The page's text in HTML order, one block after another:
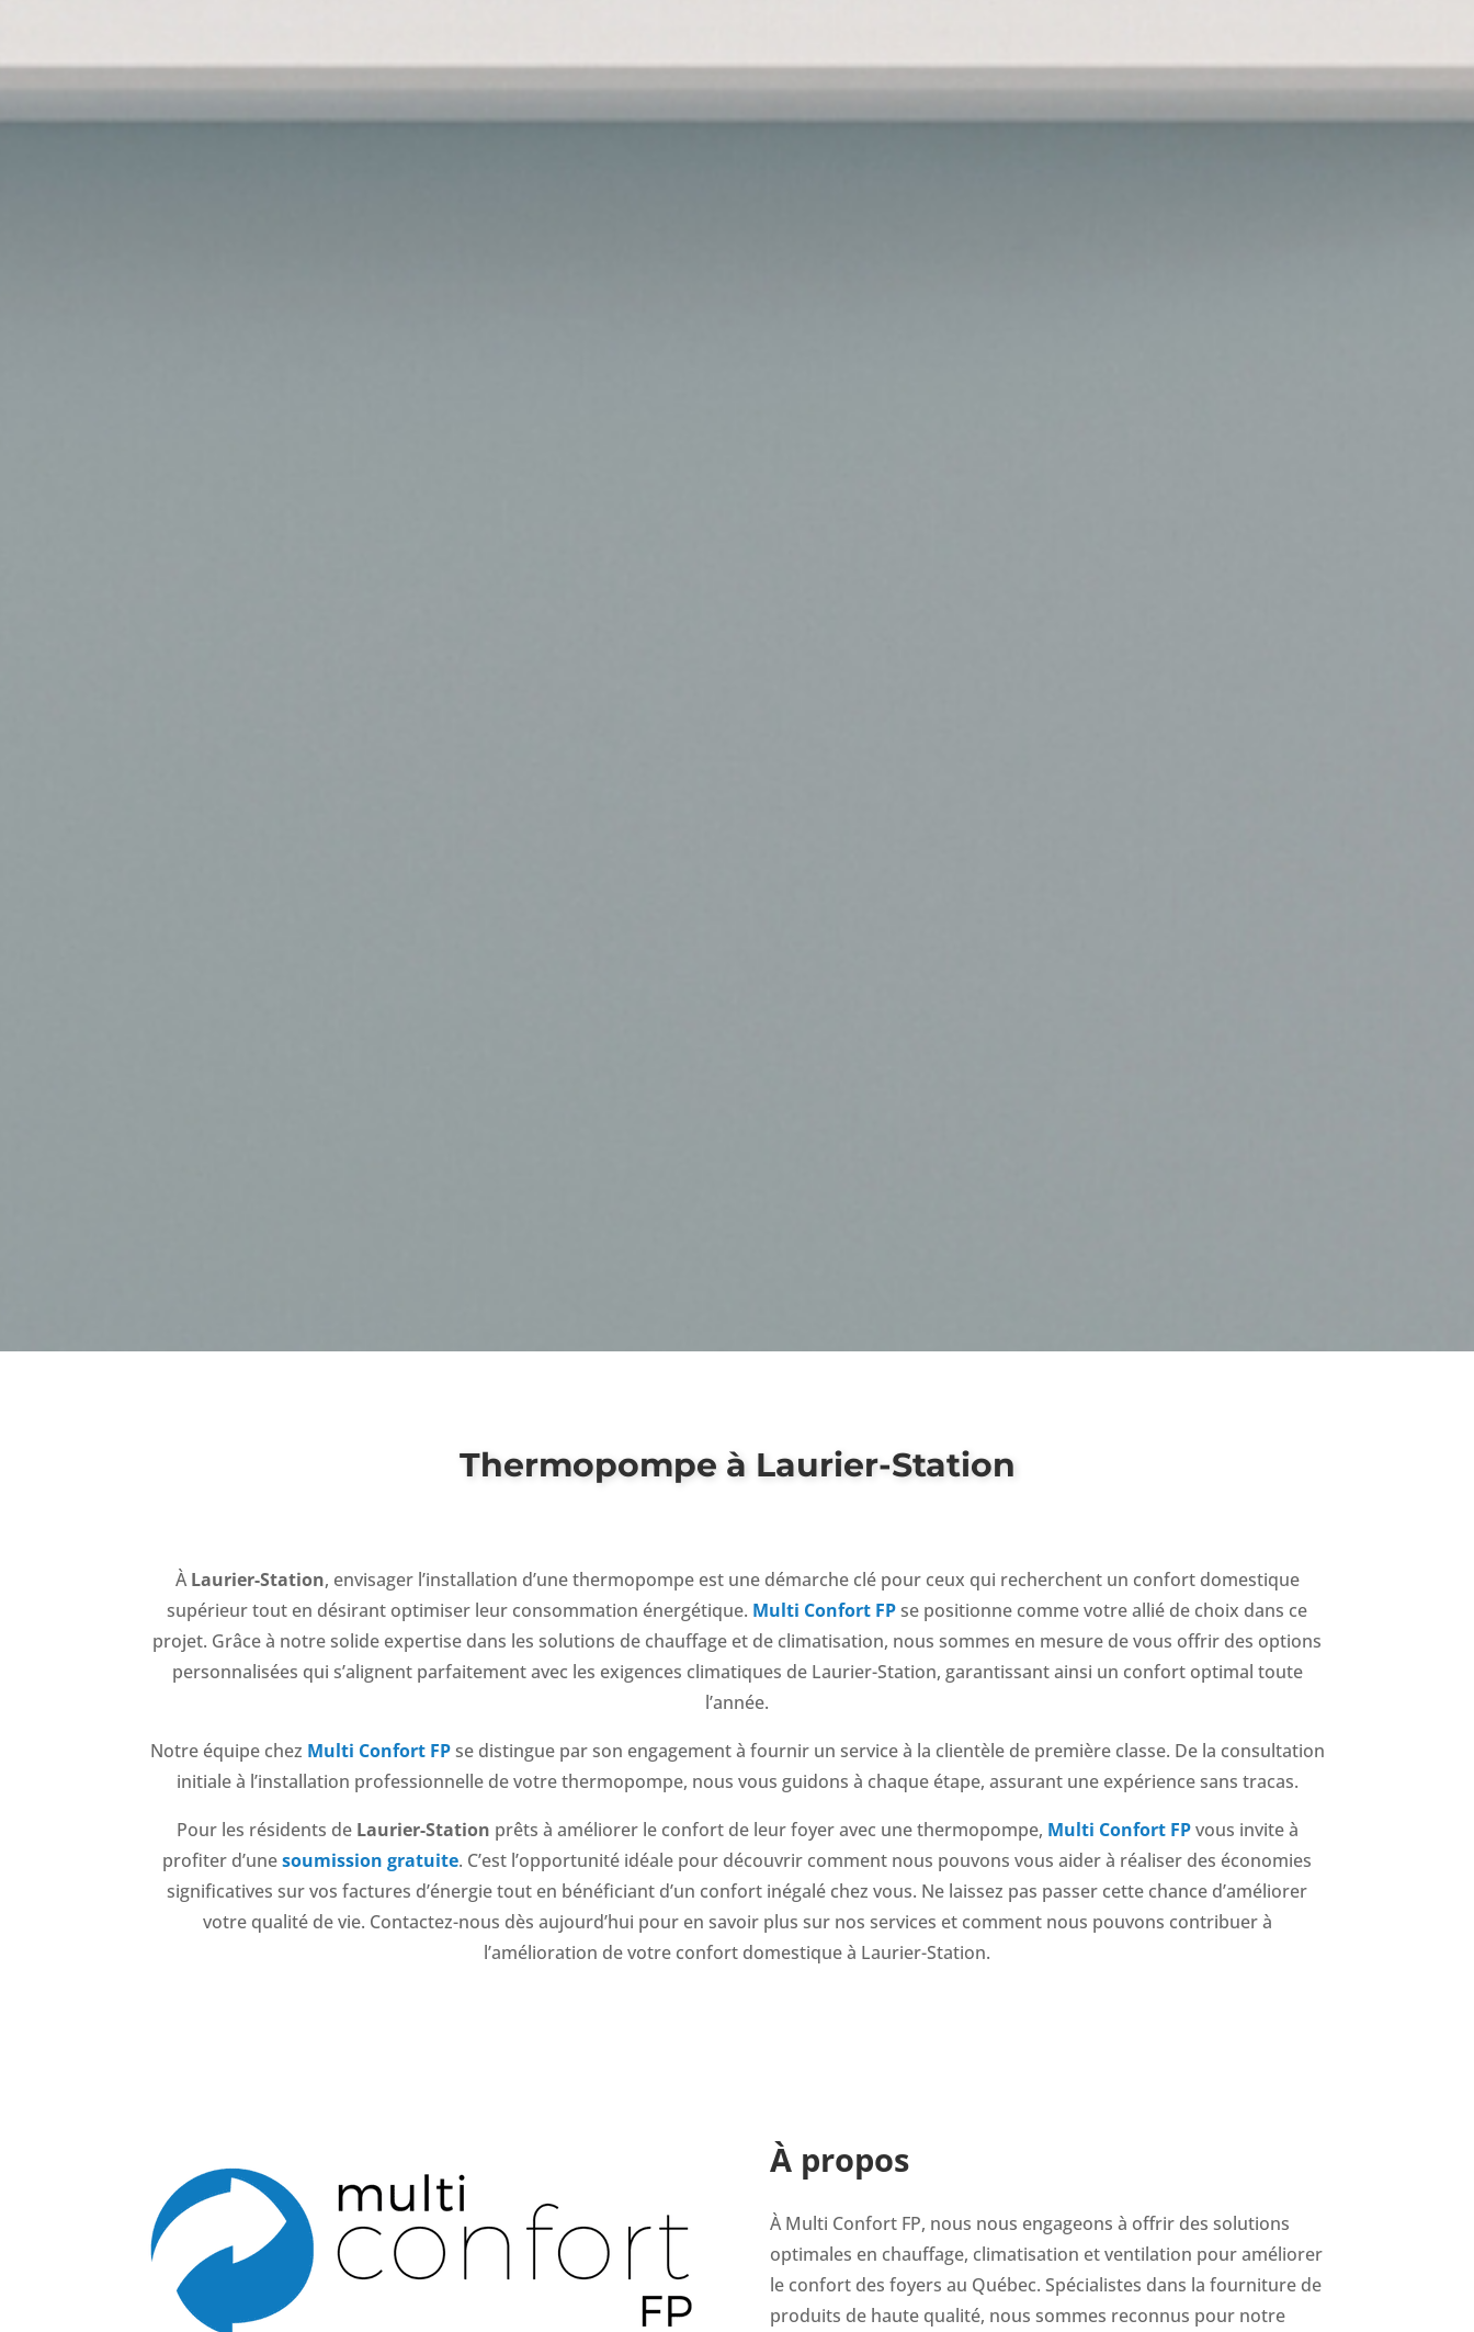
Thermopompe à Laurier-Station
ÀLaurier-Station, envisager l’installation d’une thermopompe est une démarche clé pour ceux qui recherchent un confort domestique
supérieur tout en désirant optimiser leur consommation énergétique. Multi Confort FPse positionne comme votre allié de choix dans ce
projet. Grâce à notre solide expertise dans les solutions de chauffage et de climatisation, nous sommes en mesure de vous offrir des options
personnalisées qui s’alignent parfaitement avec les exigences climatiques de Laurier-Station, garantissant ainsi un confort optimal toute
l’année.
Notre équipe chez Multi Confort FPse distingue par son engagement à fournir un service à la clientèle de première classe. De la consultation
initiale à l’installation professionnelle de votre thermopompe, nous vous guidons à chaque étape, assurant une expérience sans tracas.
Pour les résidents de Laurier-Station prêts à améliorer le confort de leur foyer avec une thermopompe, Multi Confort FPvous invite à
profiter d’unesoumission gratuite. C’est l’opportunité idéale pour découvrir comment nous pouvons vous aider à réaliser des économies
significatives sur vos factures d’énergie tout en bénéficiant d’un confort inégalé chez vous. Ne laissez pas passer cette chance d’améliorer
votre qualité de vie. Contactez-nous dès aujourd’hui pour en savoir plus sur nos services et comment nous pouvons contribuer à
l’amélioration de votre confort domestique à Laurier-Station.
À propos
À Multi Confort FP, nous nous engageons à offrir des solutions
optimales en chauffage, climatisation et ventilation pour améliorer
le confort des foyers au Québec. Spécialistes dans la fourniture de
produits de haute qualité, nous sommes reconnus pour notre